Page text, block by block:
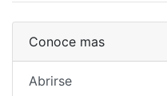
Conoce mas
Abrirse